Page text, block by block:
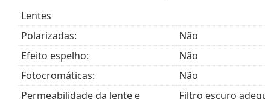
Entregamos os óculos de sol no seu estojo
O pano fornecido é ideal para limpar e cuidar dos
saco de tecido em vez de um pano.
Explore toda a gama de
óculos de solpara encontrar
Lentes
Polarizadas:
Não
Efeito espelho:
Não
Fotocromáticas:
Não
Permeabilidade da lente e
Filtro escuro